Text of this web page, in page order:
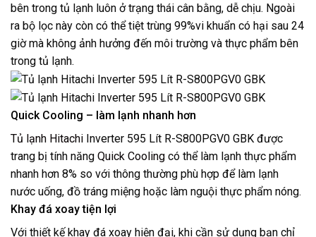
bên trong tủ lạnh luôn ở trạng thái cân bằng, dễ chịu. Ngoài
ra bộ lọc này còn có thể tiệt trùng 99%vi khuẩn có hại sau 24
giờ mà không ảnh hưởng đến môi trường và thực phẩm bên
trong tủ lạnh.
Quick Cooling – làm lạnh nhanh hơn
Tủ lạnh Hitachi Inverter 595 Lít R-S800PGV0 GBK được
trang bị tính năng Quick Cooling có thể làm lạnh thực phẩm
nhanh hơn 8% so với thông thường phù hợp để làm lạnh
nước uống, đồ tráng miệng hoặc làm nguội thực phẩm nóng.
Khay đá xoay tiện lợi
Với thiết kế khay đá xoay hiện đại, khi cần sử dụng bạn chỉ